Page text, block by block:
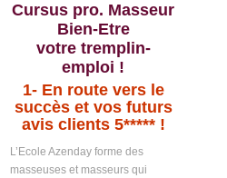
Cursus pro. Masseur
Bien-Etre
votre tremplin-
emploi !
1- En route vers le
succès et vos futurs
avis clients 5***** !
L’Ecole Azenday forme des
masseuses et masseurs qui